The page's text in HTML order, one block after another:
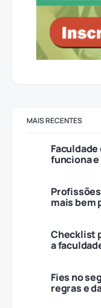
MAIS RECENTES
funciona
mais bem
Checklist
a
Fies no
regras e